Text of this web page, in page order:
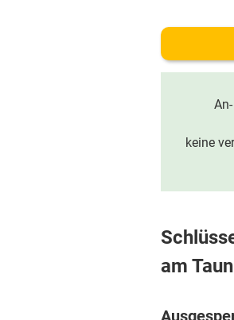
keine
am